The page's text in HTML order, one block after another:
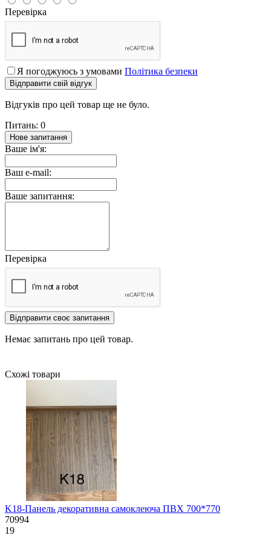
Перевірка
Я погоджуюсь з умовами Політика безпеки
Відправити свій відгук
Відгуків про цей товар ще не було.
Питань: 0
Нове запитання
Ваше ім'я:
Ваш e-mail:
Ваше запитання:
Перевірка
Відправити своє запитання
Немає запитань про цей товар.
Схожі товари
K18-Панель декоративна самоклеюча ПВХ 700*770
70994
19